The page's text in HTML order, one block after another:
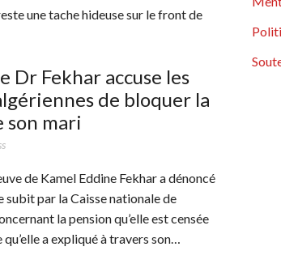
une tache hideuse sur le front de
Dr Fekhar accuse les
de bloquer la
mari
de Kamel Eddine Fekhar a dénoncé
subit par la Caisse nationale de
la pension qu’elle est censée
qu’elle a expliqué à travers son…